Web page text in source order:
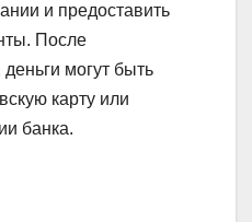
и предоставить
После
могут быть
карту или
банка.